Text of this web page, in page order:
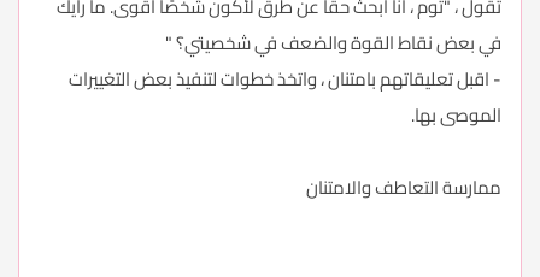
في بعض نقاط القوة والضعف في شخصيتي؟ "
- اقبل تعليقاتهم بامتنان ، واتخذ خطوات لتنفيذ بعض التغييرات
الموصى بها.
ممارسة التعاطف والامتنان